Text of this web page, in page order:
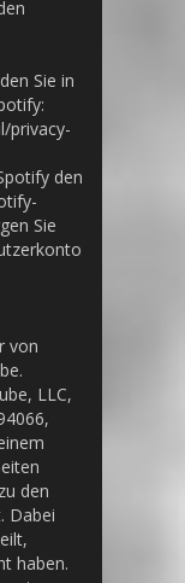
Sie in
privacy-
den
Sie
von
LLC,
den
Dabei
haben.